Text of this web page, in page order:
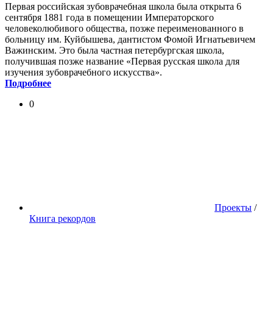
Первая российская зубоврачебная школа была открыта 6
сентября 1881 года в помещении Императорского
человеколюбивого общества, позже переименованного в
больницу им. Куйбышева, дантистом Фомой Игнатьевичем
Важинским. Это была частная петербургская школа,
получившая позже название «Первая русская школа для
изучения зубоврачебного искусства».
Подробнее
0
Проекты /
Книга рекордов